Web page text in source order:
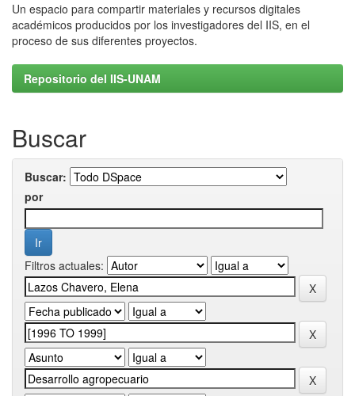
Un espacio para compartir materiales y recursos digitales
académicos producidos por los investigadores del IIS, en el
proceso de sus diferentes proyectos.
Repositorio del IIS-UNAM
Buscar
Buscar:
por
Filtros actuales: